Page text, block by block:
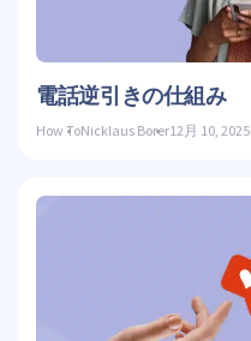
電話逆引きの仕組み
How ToNicklaus Borer12月 10, 2025